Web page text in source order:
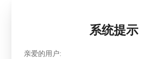
系统提示
亲爱的用户: